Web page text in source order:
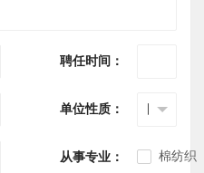
聘任时间：
单位性质：
从事专业： 棉纺织